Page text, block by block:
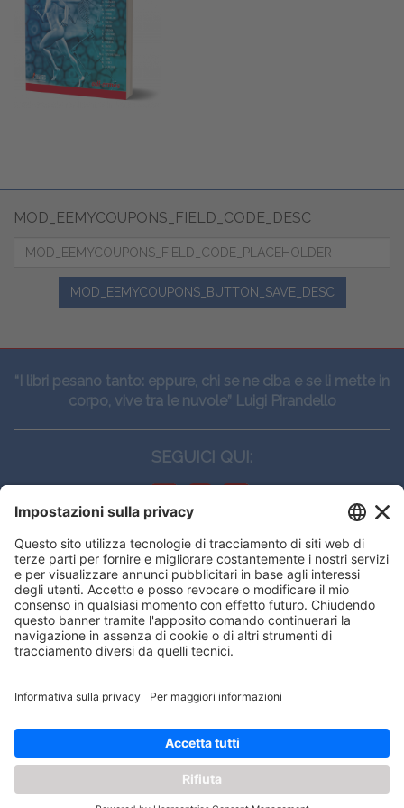
you get the best experience on our
Got it!
MOD_EEMYCOUPONS_FIELD_CODE_DESC
MOD_EEMYCOUPONS_BUTTON_SAVE_DESC
“I libri pesano tanto: eppure, chi se ne ciba e se li mette in
corpo, vive tra le nuvole” Luigi Pirandello
SEGUICI QUI:
CONTATTI
Edi.Ermes srl
Viale E. Forlanini, 21 - 20134, Milano
(+39)027021121
E-mail:eeinfo@eenet.it
ORARI
Lunedì — Giovedì: - 08:30 - 13:00 – 14:00 - 17:30
Venerdì: - 08:30 - 13:00 – 14:00 - 16:00